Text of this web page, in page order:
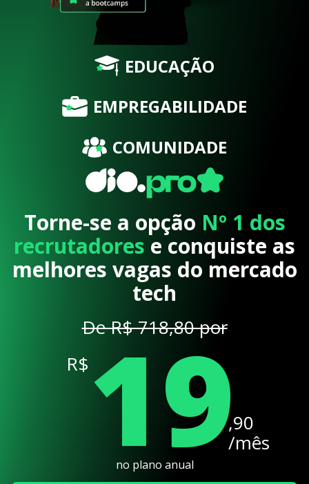
EDUCAÇÃO
EMPREGABILIDADE
COMUNIDADE
Torne-se a opção Nº 1 dos
recrutadores e conquiste as
melhores vagas do mercado
tech
De R$ 718,80 por
R$ 19,90
/mês
no plano anual